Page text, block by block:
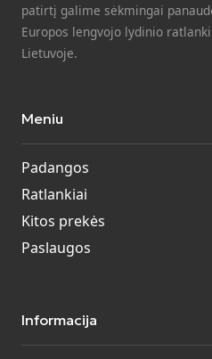
patirtį galime sėkmingai
Europos lengvojo lydinio
Lietuvoje.
Meniu
Padangos
Ratlankiai
Kitos prekės
Paslaugos
Informacija